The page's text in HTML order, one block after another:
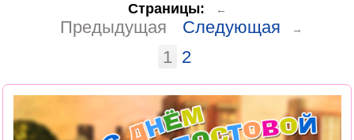
Страницы: ←
Предыдущая Следующая →
1 2